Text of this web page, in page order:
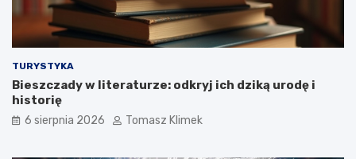
TURYSTYKA
Bieszczady w literaturze: odkryj ich dziką urodę i
historię
6 sierpnia 2026 Tomasz Klimek